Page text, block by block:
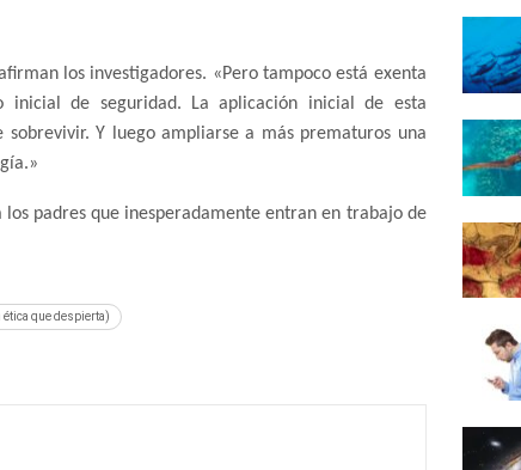
los investigadores. «Pero tampoco está exenta
inicial de seguridad. La aplicación inicial de esta
Y luego ampliarse a más prematuros una
padres que inesperadamente entran en trabajo de
ética que despierta)